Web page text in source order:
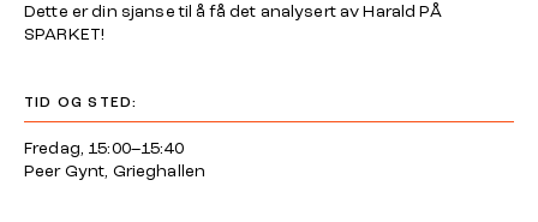
Dette er din sjanse til å få det analysert av Harald PÅ
SPARKET!
TID OG STED:
Fredag, 15:00–15:40
Peer Gynt, Grieghallen